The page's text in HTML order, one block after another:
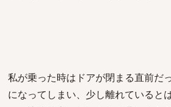
私が乗った時はドアが閉まる直前だ
になってしまい、少し離れていると